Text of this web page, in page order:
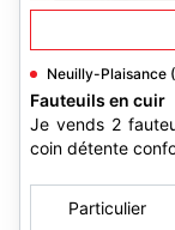
Neuilly-Plaisance
Fauteuils en cuir
Je vends 2
coin détente
Particulier